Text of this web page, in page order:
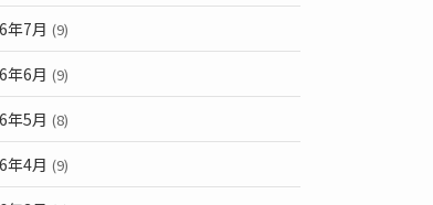
年7月 (9)
年6月 (9)
年5月 (8)
年4月 (9)